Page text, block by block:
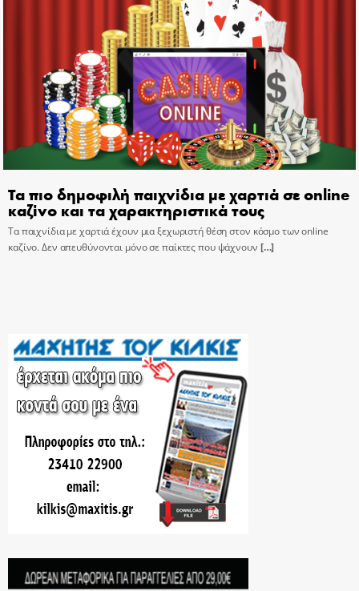
Τα πιο δημοφιλή παιχνίδια με χαρτιά σε online
καζίνο και τα χαρακτηριστικά τους
Τα παιχνίδια με χαρτιά έχουν μια ξεχωριστή θέση στον κόσμο των online
καζίνο. Δεν απευθύνονται μόνο σε παίκτες που ψάχνουν […]